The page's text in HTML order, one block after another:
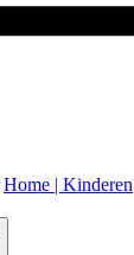
Home | Kinderen